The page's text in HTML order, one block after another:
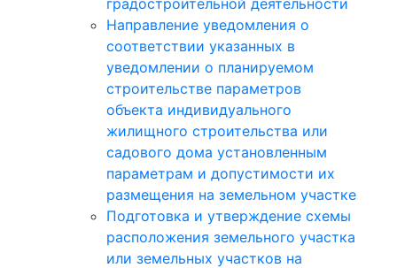
градостроительной деятельности
Направление уведомления о
соответствии указанных в
уведомлении о планируемом
строительстве параметров
объекта индивидуального
жилищного строительства или
садового дома установленным
параметрам и допустимости их
размещения на земельном участке
Подготовка и утверждение схемы
расположения земельного участка
или земельных участков на